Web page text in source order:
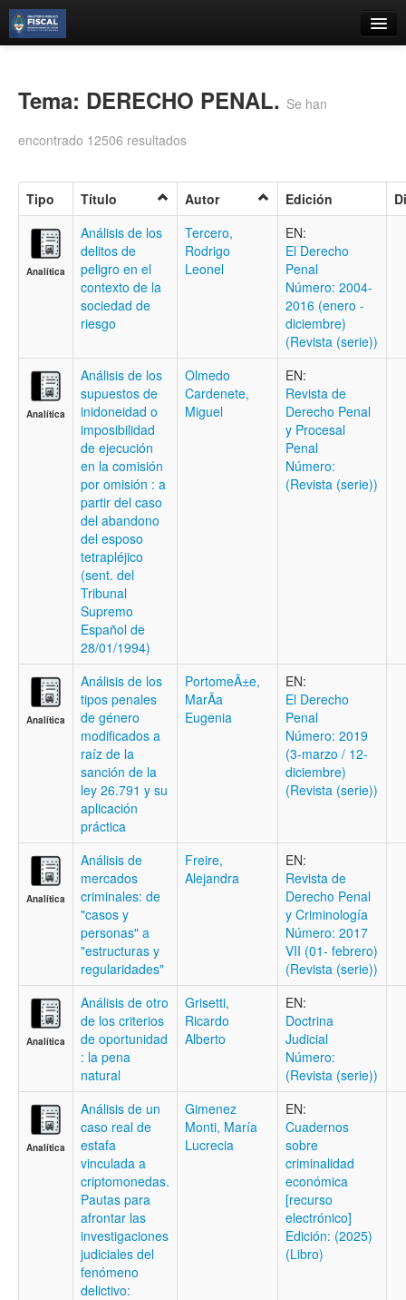
Búsqueda Avanzada
Contacto
Iniciar sesión
Tema: DERECHO PENAL. Se han
encontrado 12506 resultados
Tipo Título Autor Edición
Analítica
Análisis de los
delitos de
peligro en el
contexto de la
sociedad de
riesgo
Tercero,
Rodrigo
Leonel
EN:
El Derecho
Penal
Número: 2004-
2016 (enero -
diciembre)
(Revista (serie))
Analítica
Análisis de los
supuestos de
inidoneidad o
imposibilidad
de ejecución
en la comisión
por omisión : a
partir del caso
del abandono
del esposo
tetrapléjico
(sent. del
Tribunal
Supremo
Español de
28/01/1994)
Olmedo
Cardenete,
Miguel
EN:
Revista de
Derecho Penal
y Procesal
Penal
Número:
(Revista (serie))
Analítica
Análisis de los
tipos penales
de género
modificados a
raíz de la
sanción de la
ley 26.791 y su
aplicación
práctica
PortomeÃ±e,
MarÃ­a
Eugenia
EN:
El Derecho
Penal
Número: 2019
(3-marzo / 12-
diciembre)
(Revista (serie))
Analítica
Análisis de
mercados
criminales: de
"casos y
personas" a
"estructuras y
regularidades"
Freire,
Alejandra
EN:
Revista de
Derecho Penal
y Criminologí­a
Número: 2017
VII (01- febrero)
(Revista (serie))
Analítica
Análisis de otro
de los criterios
de oportunidad
: la pena
natural
Grisetti,
Ricardo
Alberto
EN:
Doctrina
Judicial
Número:
(Revista (serie))
Analítica
Análisis de un
caso real de
estafa
vinculada a
criptomonedas.
Pautas para
afrontar las
investigaciones
judiciales del
fenómeno
delictivo:
Gimenez
Monti, María
Lucrecia
EN:
Cuadernos
sobre
criminalidad
económica
[recurso
electrónico]
Edición: (2025)
(Libro)